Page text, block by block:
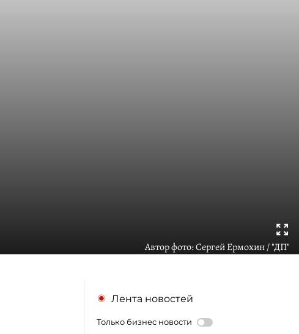
Автор фото:Сергей Ермохин / "ДП"
Лента новостей
Только бизнес новости